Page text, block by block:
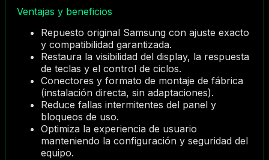
Ventajas y beneficios
Repuesto original Samsung con ajuste exacto
y compatibilidad garantizada.
Restaura la visibilidad del display, la respuesta
de teclas y el control de ciclos.
Conectores y formato de montaje de fábrica
(instalación directa, sin adaptaciones).
Reduce fallas intermitentes del panel y
bloqueos de uso.
Optimiza la experiencia de usuario
manteniendo la configuración y seguridad del
equipo.